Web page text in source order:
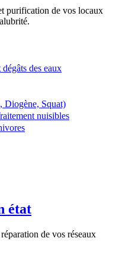
purification de vos locaux
des eaux
Diogène, Squat)
nuisibles
état
de vos réseaux